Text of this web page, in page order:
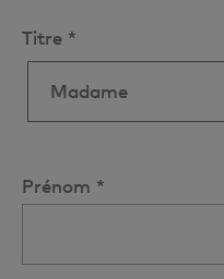
Titre *
Prénom *